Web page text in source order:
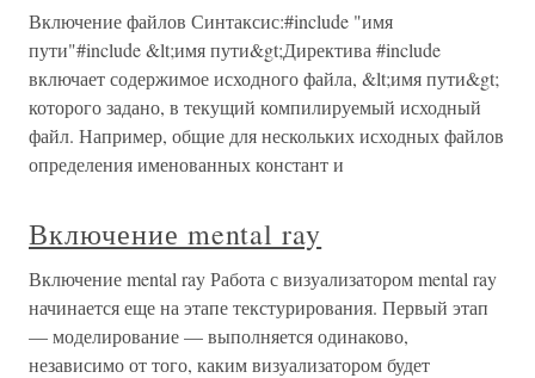
Включение файлов Синтаксис:#include "имя
пути"#include &lt;имя пути&gt;Директива #include
включает содержимое исходного файла, &lt;имя пути&gt;
которого задано, в текущий компилируемый исходный
файл. Например, общие для нескольких исходных файлов
определения именованных констант и
Включение mental ray
Включение mental ray Работа с визуализатором mental ray
начинается еще на этапе текстурирования. Первый этап
— моделирование — выполняется одинаково,
независимо от того, каким визуализатором будет